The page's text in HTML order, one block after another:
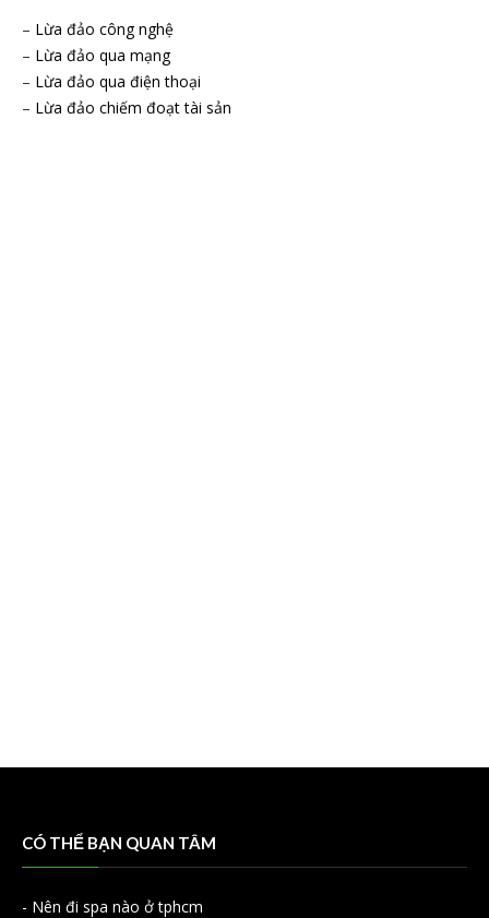
– Lừa đảo công nghệ
– Lừa đảo qua mạng
– Lừa đảo qua điện thoại
– Lừa đảo chiếm đoạt tài sản
CÓ THỂ BẠN QUAN TÂM
- Nên đi spa nào ở tphcm